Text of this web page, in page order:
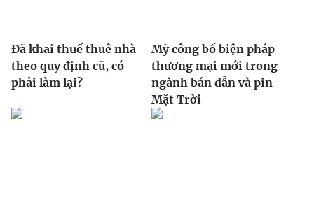
Đã khai thuế thuê nhà
theo quy định cũ, có
phải làm lại?
Mỹ công bố biện pháp
thương mại mới trong
ngành bán dẫn và pin
Mặt Trời